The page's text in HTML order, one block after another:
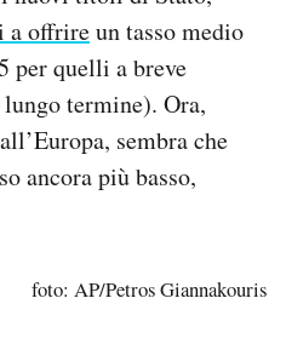
a offrireun tasso medio
per quelli a breve
termine). Ora,
sembra che
ancora più basso,
foto: AP/Petros Giannakouris